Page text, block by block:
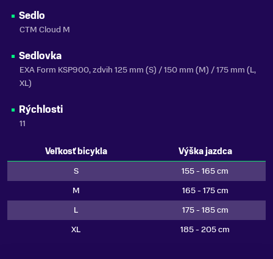
Sedlo
CTM Cloud M
Sedlovka
EXA Form KSP900, zdvih 125 mm (S) / 150 mm (M) / 175 mm (L,
XL)
Rýchlosti
11
Veľkosť bicykla
Výška jazdca
S
155 - 165 cm
M
165 - 175 cm
L
175 - 185 cm
XL
185 - 205 cm